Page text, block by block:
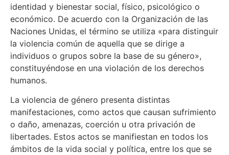
identidad y bienestar social, físico, psicológico o
económico. De acuerdo con la Organización de las
Naciones Unidas, el término se utiliza «para distinguir
la violencia común de aquella que se dirige a
individuos o grupos sobre la base de su género»,
constituyéndose en una violación de los derechos
humanos.
La violencia de género presenta distintas
manifestaciones, como actos que causan sufrimiento
o daño, amenazas, coerción u otra privación de
libertades. Estos actos se manifiestan en todos los
ámbitos de la vida social y política, entre los que se